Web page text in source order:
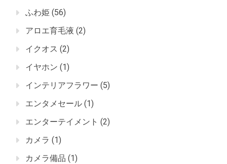
ふわ姫 (56)
アロエ育毛液 (2)
イクオス (2)
イヤホン (1)
インテリアフラワー (5)
エンタメセール (1)
エンターテイメント (2)
カメラ (1)
カメラ備品 (1)